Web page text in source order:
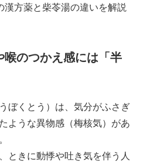
漢方薬と柴苓湯の違いを解説
喉のつかえ感には「半
ぼくとう）は、気分がふさぎ
ような異物感（梅核気）があ
ときに動悸や吐き気を伴う人